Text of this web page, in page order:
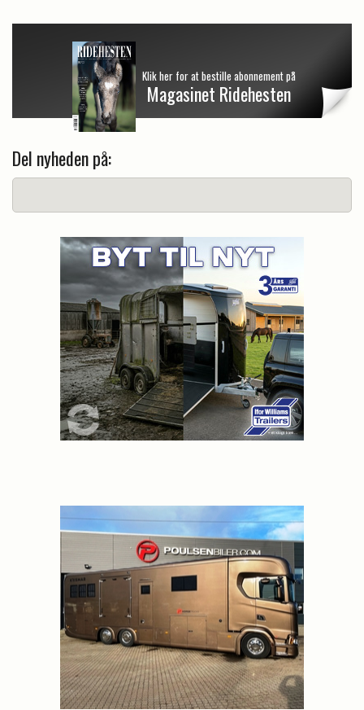
Klik her for at bestille abonnement på
Magasinet Ridehesten
Del nyheden på: